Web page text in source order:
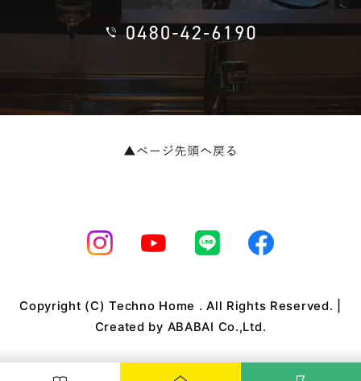
Copyright (C) Techno Home . All Rights Reserved. |
Created by ABABAI Co.,Ltd.